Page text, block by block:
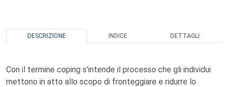
DESCRIZIONE INDICE DETTAGLI
Con il termine coping s'intende il processo che gli individui
mettono in atto allo scopo di fronteggiare e ridurre lo